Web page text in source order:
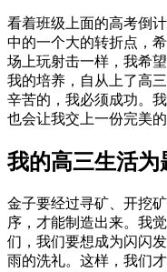
看着班级上面的高考倒
中的一个大的转折点，
场上玩射击一样，我希
我的培养，自从上了高
辛苦的，我必须成功。
也会让我交上一份完美的
我的高三生活为
金子要经过寻矿、开挖
序，才能制造出来。我
们，我们要想成为闪闪
雨的洗礼。这样，我们